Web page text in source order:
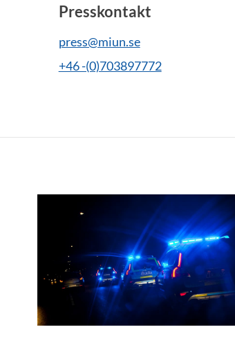
Presskontakt
press@miun.se
+46 -(0)703897772